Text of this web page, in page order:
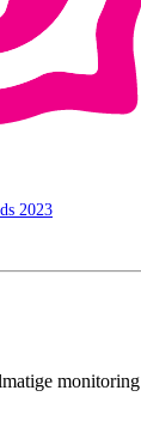
2023
monitoring